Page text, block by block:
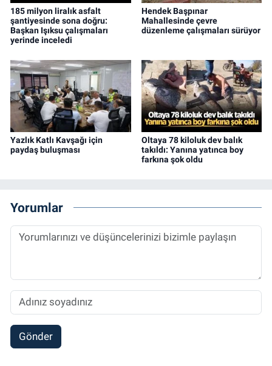
185 milyon liralık asfalt
şantiyesinde sona doğru:
Başkan Işıksu çalışmaları
yerinde inceledi
Hendek Başpınar
Mahallesinde çevre
düzenleme çalışmaları sürüyor
Yazlık Katlı Kavşağı için
paydaş buluşması
Oltaya 78 kiloluk dev balık
takıldı: Yanına yatınca boy
farkına şok oldu
Yorumlar
Gönder